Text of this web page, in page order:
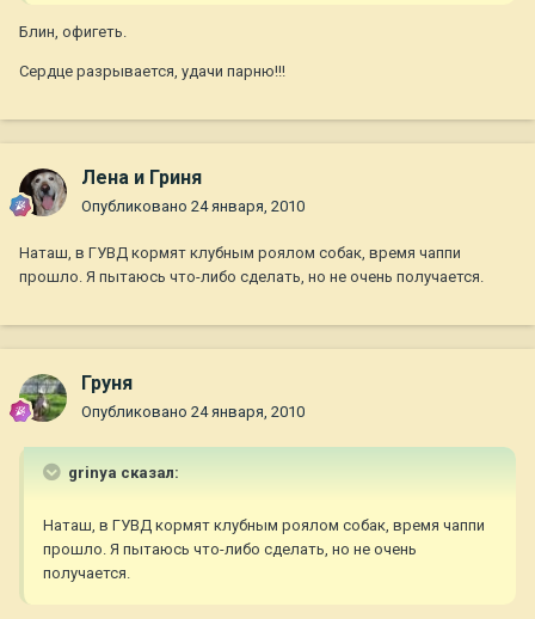
Блин, офигеть.
Сердце разрывается, удачи парню!!!
Лена и Гриня
Опубликовано 24 января, 2010
Наташ, в ГУВД кормят клубным роялом собак, время чаппи
прошло. Я пытаюсь что-либо сделать, но не очень получается.
Груня
Опубликовано 24 января, 2010
grinya сказал:
Наташ, в ГУВД кормят клубным роялом собак, время чаппи
прошло. Я пытаюсь что-либо сделать, но не очень
получается.